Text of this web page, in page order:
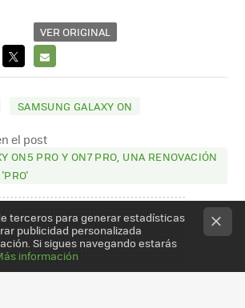
VER ORIGINAL
X
E-
MAIL
SAMSUNG GALAXY ON
el post
ON5 PRO Y ON7 PRO, UNA RENOVACIÓN
terceros para generar estadísticas
publicidad personalizada
Si sigues navegando estarás
información